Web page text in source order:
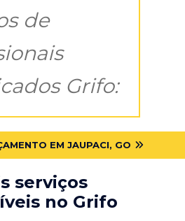
de
Grifo:
EM JAUPACI, GO
serviços
no Grifo